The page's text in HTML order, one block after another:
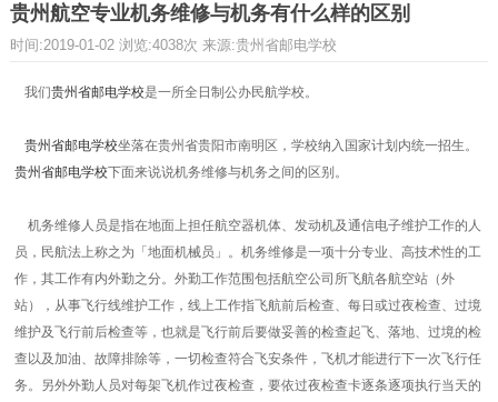
贵州航空专业机务维修与机务有什么样的区别
时间:2019-01-02 浏览:4038次 来源:贵州省邮电学校
我们贵州省邮电学校是一所全日制公办民航学校。
贵州省邮电学校坐落在贵州省贵阳市南明区，学校纳入国家计划内统一招生。
贵州省邮电学校下面来说说机务维修与机务之间的区别。
机务维修人员是指在地面上担任航空器机体、发动机及通信电子维护工作的人
员，民航法上称之为「地面机械员」。机务维修是一项十分专业、高技术性的工
作，其工作有内外勤之分。外勤工作范围包括航空公司所飞航各航空站（外
站），从事飞行线维护工作，线上工作指飞航前后检查、每日或过夜检查、过境
维护及飞行前后检查等，也就是飞行前后要做妥善的检查起飞、落地、过境的检
查以及加油、故障排除等，一切检查符合飞安条件，飞机才能进行下一次飞行任
务。另外外勤人员对每架飞机作过夜检查，要依过夜检查卡逐条逐项执行当天的